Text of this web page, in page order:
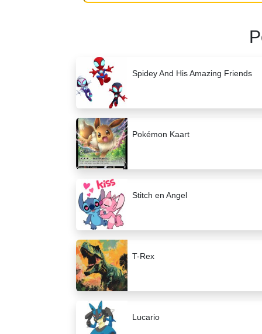
Spidey And His Amazing Friends
Pokémon Kaart
Stitch en Angel
T-Rex
Lucario